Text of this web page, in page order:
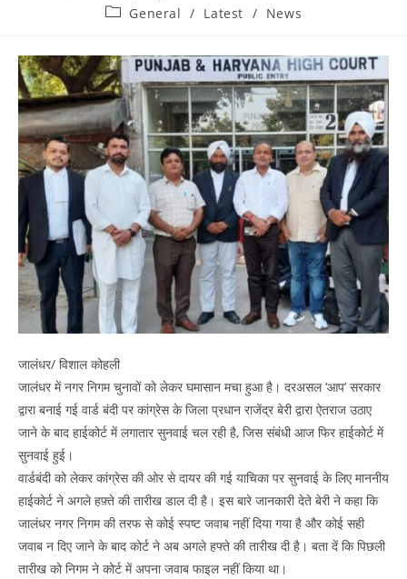
General / Latest / News
जालंधर/ विशाल कोहली
जालंधर में नगर निगम चुनावों को लेकर घमासान मचा हुआ है। दरअसल ‘आप’ सरकार
द्वारा बनाई गई वार्ड बंदी पर कांग्रेस के जिला प्रधान राजेंद्र बेरी द्वारा ऐतराज उठाए
जाने के बाद हाईकोर्ट में लगातार सुनवाई चल रही है, जिस संबंधी आज फिर हाईकोर्ट में
सुनवाई हुई।
वार्डबंदी को लेकर कांग्रेस की ओर से दायर की गई याचिका पर सुनवाई के लिए माननीय
हाईकोर्ट ने अगले हफ़्ते की तारीख डाल दी है। इस बारे जानकारी देते बेरी ने कहा कि
जालंधर नगर निगम की तरफ से कोई स्पष्ट जवाब नहीं दिया गया है और कोई सही
जवाब न दिए जाने के बाद कोर्ट ने अब अगले हफ्ते की तारीख दी है। बता दें कि पिछली
तारीख को निगम ने कोर्ट में अपना जवाब फाइल नहीं किया था।